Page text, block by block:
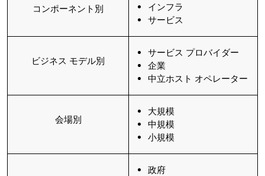
コンポーネント別
インフラ
サービス
ビジネス モデル別
サービス プロバイダー
企業
中立ホスト オペレーター
会場別
大規模
中規模
小規模
政府